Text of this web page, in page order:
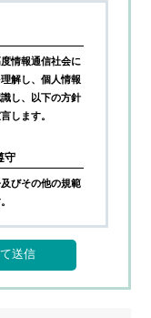
情報通信社会に
解し、個人情報
し、以下の方針
します。
守
びその他の規範
目的を明確化す
(以下、本サー